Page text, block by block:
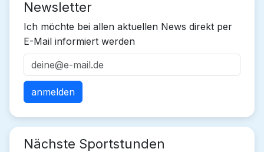
Newsletter
Ich möchte bei allen aktuellen News direkt per
E-Mail informiert werden
Nächste Sportstunden